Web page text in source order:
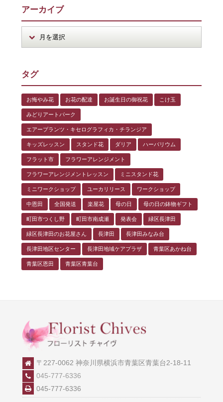
アーカイブ
タグ
お悔やみ花 お花の配達 お誕生日の御祝花 こけ玉
みどりアートパーク
エアープランツ・キセログラフィカ・チランジア
キッズレッスン スタンド花 ダリア ハーバリウム
フラット市 フラワーアレンジメント
フラワーアレンジメントレッスン ミニスタンド花
ミニワークショップ ユーカリリース ワークショップ
中恩田 全国発送 楽屋花 母の日 母の日の鉢物ギフト
町田市つくし野 町田市南成瀬 発表会 緑区長津田
緑区長津田のお花屋さん 長津田 長津田みなみ台
長津田地区センター 長津田地域ケアプラザ 青葉区あかね台
青葉区恩田 青葉区青葉台
〒227-0062 神奈川県横浜市青葉区青葉台2-18-11
045-777-6336
045-777-6336